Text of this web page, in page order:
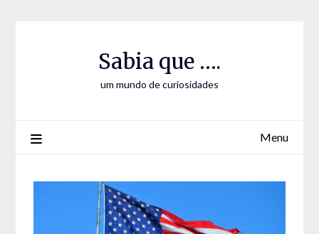
Sabia que ….
um mundo de curiosidades
Menu